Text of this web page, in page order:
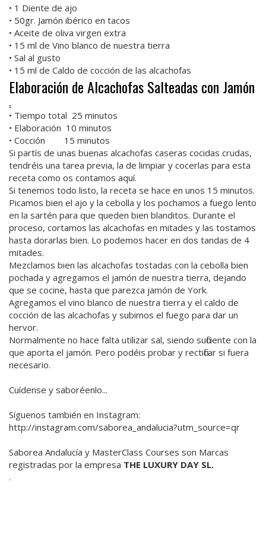
• 1 Diente de ajo
• 50gr. Jamón ibérico en tacos
• Aceite de oliva virgen extra
• 15 ml de Vino blanco de nuestra tierra
• Sal al gusto
• 15 ml de Caldo de cocción de las alcachofas
Elaboración de Alcachofas Salteadas con Jamón
.
• Tiempo total 25 minutos
• Elaboración 10 minutos
• Cocción 15 minutos
Si partís de unas buenas alcachofas caseras cocidas crudas,
tendréis una tarea previa, la de limpiar y cocerlas para esta
receta como os contamos aquí.
Si tenemos todo listo, la receta se hace en unos 15 minutos.
Picamos bien el ajo y la cebolla y los pochamos a fuego lento
en la sartén para que queden bien blanditos. Durante el
proceso, cortamos las alcachofas en mitades y las tostamos
hasta dorarlas bien. Lo podemos hacer en dos tandas de 4
mitades.
Mezclamos bien las alcachofas tostadas con la cebolla bien
pochada y agregamos el jamón de nuestra tierra, dejando
que se cocine, hasta que parezca jamón de York.
Agregamos el vino blanco de nuestra tierra y el caldo de
cocción de las alcachofas y subimos el fuego para dar un
hervor.
Normalmente no hace falta utilizar sal, siendo suficiente con la
que aporta el jamón. Pero podéis probar y rectificar si fuera
necesario.
Cuídense y saboréenlo...
Síguenos también en Instagram:
http://instagram.com/saborea_andalucia?utm_source=qr
Saborea Andalucía y MasterClass Courses son Marcas
registradas por la empresa THE LUXURY DAY SL.
.